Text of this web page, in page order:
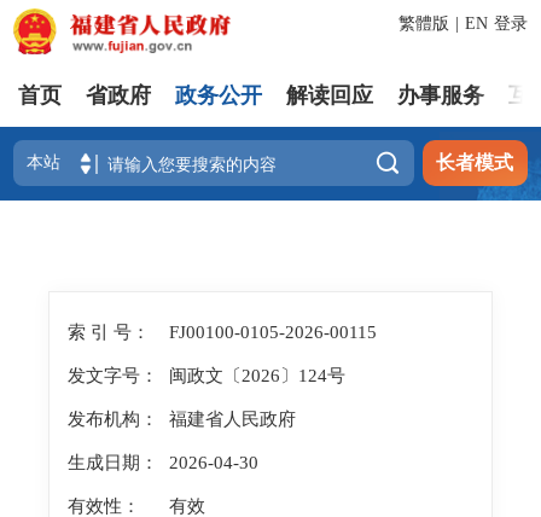
登录
繁體版 EN
首页 省政府 政务公开 解读回应 办事服务 互
 长者模式
索 引 号： FJ00100-0105-2026-00115
发文字号： 闽政文〔2026〕124号
发布机构： 福建省人民政府
生成日期： 2026-04-30
有效性： 有效